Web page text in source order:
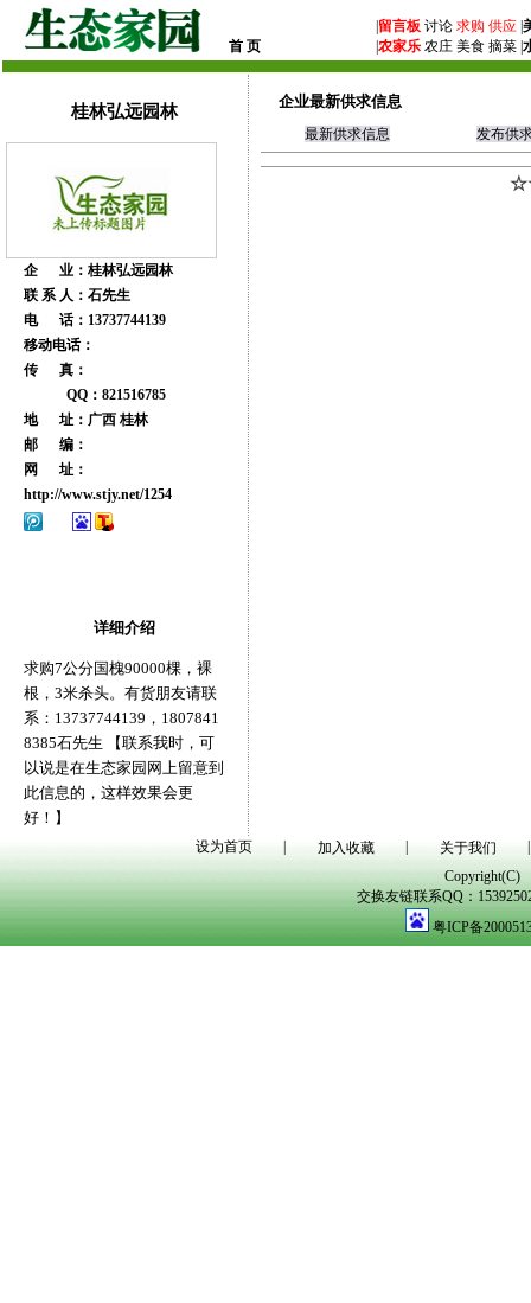
首 页
留言板 讨论 求购 供应
农家乐 农庄 美食 摘菜 |
桂林弘远园林
企 业：桂林弘远园林
联 系 人：石先生
电 话：13737744139
移动电话：
传 真：
QQ：821516785
地 址：广西 桂林
邮 编：
网 址：
http://www.stjy.net/1254
详细介绍
求购7公分国槐90000棵，裸
根，3米杀头。有货朋友请联
系：13737744139，1807841
8385石先生 【联系我时，可
以说是在生态家园网上留意到
此信息的，这样效果会更
好！】
企业最新供求信息
最新供求信息 发布供
设为首页 加入收藏 关于我们
Copyright(C)
交换友链联系QQ：
粤ICP备